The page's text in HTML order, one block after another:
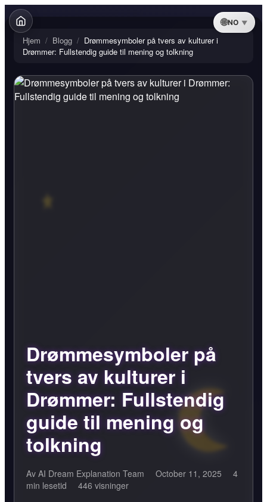
NO
Hjem / Blogg / Drømmesymboler på tvers av kulturer i
Drømmer: Fullstendig guide til mening og tolkning
Drømmesymboler på
tvers av kulturer i
Drømmer: Fullstendig
guide til mening og
tolkning
Av AI Dream Explanation Team October 11, 2025
4
min lesetid
446 visninger